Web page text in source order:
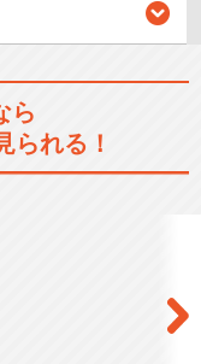
ら
られる！